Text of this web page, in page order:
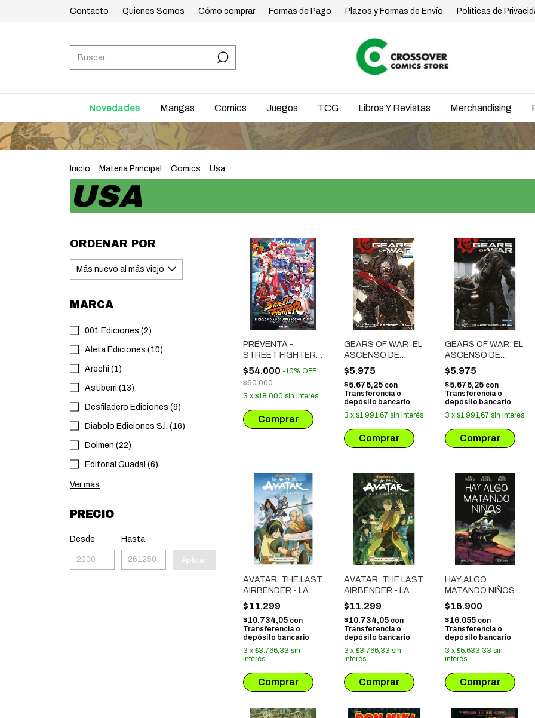
Contacto Quienes Somos Cómo comprar Formas de Pago Plazos y Formas de Envío Políticas de
Novedades Mangas Comics Juegos TCG Libros Y Revistas Merchandising
ENVÍOS A
Inicio . Materia Principal . Comics . Usa
USA
ORDENAR POR
MARCA
001 Ediciones (2)
Aleta Ediciones (10)
Arechi (1)
Astiberri (13)
Desfiladero Ediciones (9)
Diabolo Ediciones S.l. (16)
Dolmen (22)
Editorial Guadal (6)
Ver más
PRECIO
Desde Hasta
Aplicar
PREVENTA -
STREET FIGHTER:
ENCICLOPEDIA DE
GUERREROS
MUNDIALES
$54.000 -10% OFF
$60.000
3 x $18.000 sin interés
GEARS OF WAR: EL
ASCENSO DE
RAAM # 01
$5.975
$5.676,25 con
Transferencia o
depósito bancario
3 x $1.991,67 sin interés
GEARS OF WAR: EL
ASCENSO DE
RAAM # 03
$5.975
$5.676,25 con
Transferencia o
depósito bancario
3 x $1.991,67 sin interés
AVATAR: THE LAST
AIRBENDER - LA
BRECHA # 01
$11.299
$10.734,05 con
Transferencia o
depósito bancario
3 x $3.766,33 sin
interés
AVATAR: THE LAST
AIRBENDER - LA
BRECHA # 02
$11.299
$10.734,05 con
Transferencia o
depósito bancario
3 x $3.766,33 sin
interés
HAY ALGO
MATANDO NIÑOS #
07
$16.900
$16.055 con
Transferencia o
depósito bancario
3 x $5.633,33 sin
interés